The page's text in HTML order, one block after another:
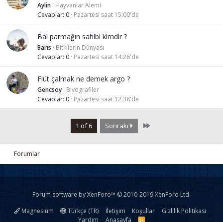
Aylin Hayvanlar Alemi
Cevaplar 0 Pazartesi saat 15:00'de
Bal parmağın sahibi kimdir ?
Baris
Bitkilerin Dünyası
Cevaplar 0 Pazartesi saat 14:26'de
Flüt çalmak ne demek argo ?
Gencsoy Biyografiler
Cevaplar 0 Pazartesi saat 12:38'de
1 of 6 Sonraki Last
Forumlar
Forum software by XenForo™ © 2010-2019 XenForo Ltd.
Magnesium
Türkçe (TR) İletişim Koşullar
Gizlilik Politikası
Yardım
Anasayfa R